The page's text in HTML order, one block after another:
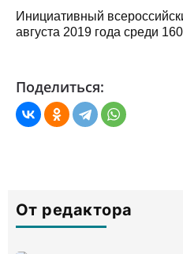
Инициативный
августа 2019 года среди
Поделиться:
От редактора